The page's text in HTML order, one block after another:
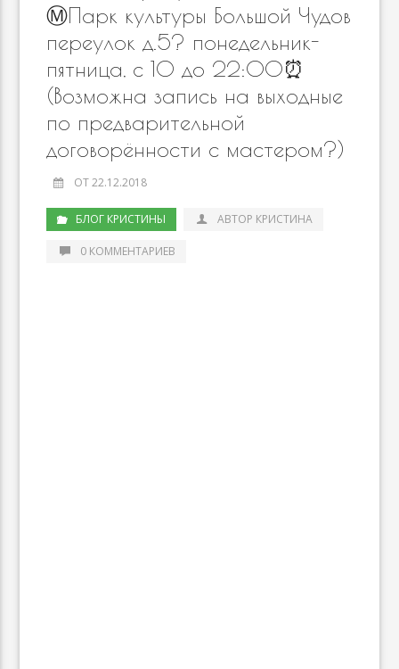
Ⓜ️Парк культуры Большой Чудов
переулок д.5? понедельник-
пятница, с 10 до 22:00⏰
(Возможна запись на выходные
по предварительной
договорённости с мастером?)
ОТ 22.12.2018
БЛОГ КРИСТИНЫ АВТОР КРИСТИНА
0 КОММЕНТАРИЕВ